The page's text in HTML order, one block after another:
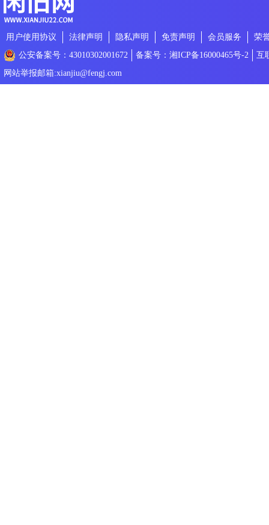
用户使用协议 法律声明 隐私声明 免责声明 会员服务
荣
公安备案号：43010302001672
备案号：湘ICP备16000465号-2
互
网站举报邮箱:xianjiu@fengj.com